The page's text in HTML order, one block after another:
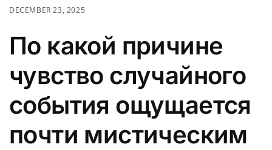
DECEMBER 23, 2025
По какой причине
чувство случайного
события ощущается
почти мистическим